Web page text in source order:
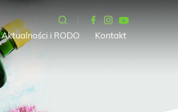
Aktualności i RODO Kontakt